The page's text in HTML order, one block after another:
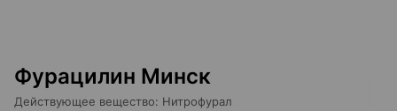
Фурацилин Минск
Действующее вещество: Нитрофурал